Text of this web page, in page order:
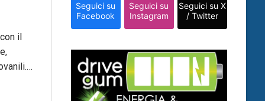
il
Seguici su
Facebook
Seguici su
Instagram
Seguici su X
/ Twitter